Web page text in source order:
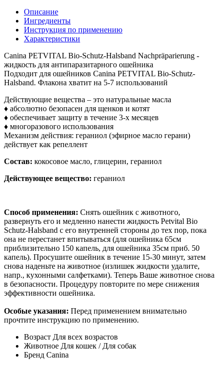
Описание
Ингредиенты
Инструкция по применению
Характеристики
Canina PETVITAL Bio-Schutz-Halsband Nachpräparierung -
жидкость для антипаразитарного ошейника
Подходит для ошейников Canina PETVITAL Bio-Schutz-
Halsband. Флакона хватит на 5-7 использований
Действующие вещества – это натуральные масла
♦ абсолютно безопасен для щенков и котят
♦ обеспечивает защиту в течение 3-х месяцев
♦ многоразового использования
Механизм действия: гераниол (эфирное масло герани)
действует как репеллент
Состав: кокосовое масло, глицерин, гераниол
Действующее вещество: гераниол
Способ применения: Снять ошейник с животного,
развернуть его и медленно нанести жидкость Petvital Bio
Schutz-Halsband с его внутренней стороны до тех пор, пока
она не перестанет впитываться (для ошейника 65см
приблизительно 150 капель, для ошейника 35см приб. 50
капель). Просушите ошейник в течение 15-30 минут, затем
снова наденьте на животное (излишек жидкости удалите,
напр., кухонными салфетками). Теперь Ваше животное снова
в безопасности. Процедуру повторите по мере снижения
эффективности ошейника.
Особые указания: Перед применением внимательно
прочтите инструкцию по применению.
Возраст Для всех возрастов
Животное Для кошек / Для собак
Бренд Canina